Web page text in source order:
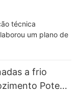
técnica
um plano de
a frio
Pote